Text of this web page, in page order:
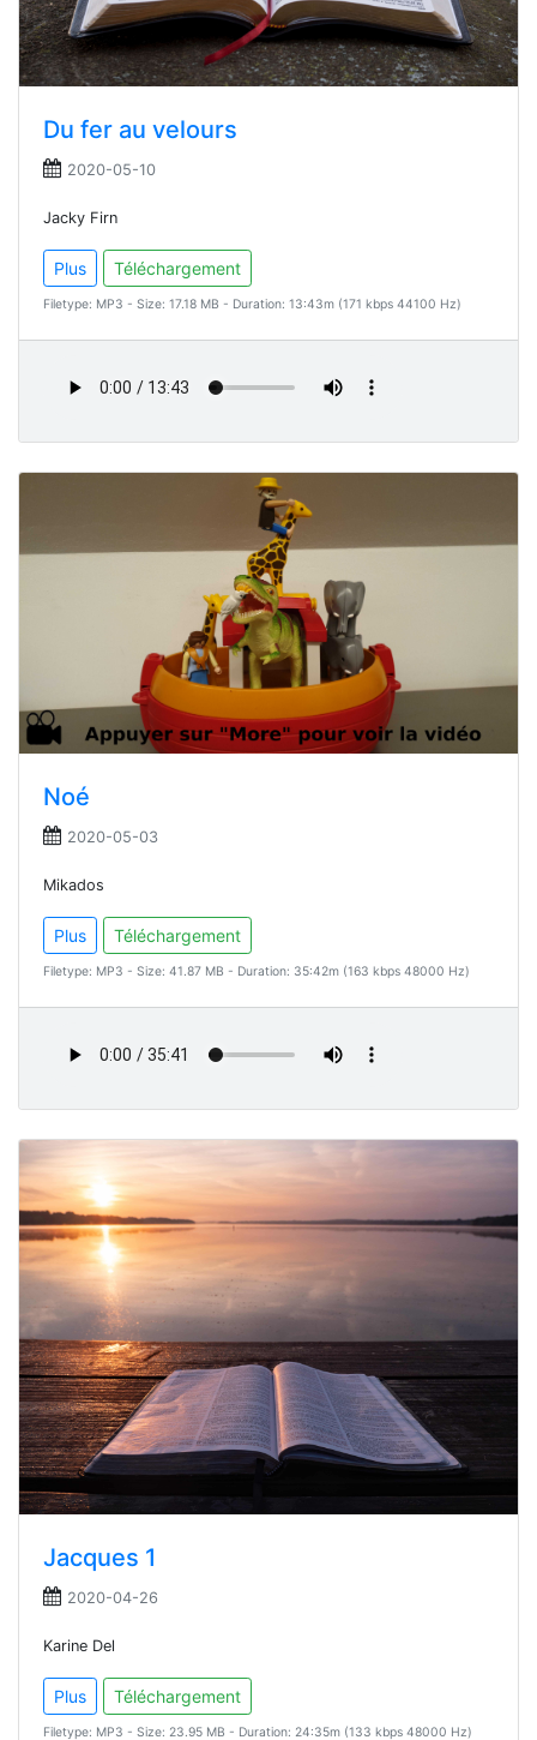
Du fer au velours
2020-05-10
Jacky Firn
Plus Téléchargement
Filetype: MP3 - Size: 17.18 MB - Duration: 13:43m (171 kbps 44100 Hz)
Noé
2020-05-03
Mikados
Plus Téléchargement
Filetype: MP3 - Size: 41.87 MB - Duration: 35:42m (163 kbps 48000 Hz)
Jacques 1
2020-04-26
Karine Del
Plus Téléchargement
Filetype: MP3 - Size: 23.95 MB - Duration: 24:35m (133 kbps 48000 Hz)